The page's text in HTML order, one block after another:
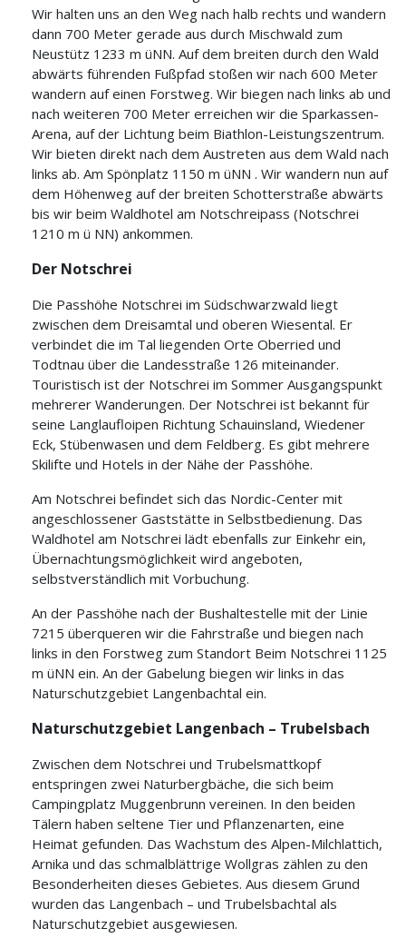
Wir halten uns an den Weg nach halb rechts und wandern
dann 700 Meter gerade aus durch Mischwald zum
Neustütz 1233 m üNN. Auf dem breiten durch den Wald
abwärts führenden Fußpfad stoßen wir nach 600 Meter
wandern auf einen Forstweg. Wir biegen nach links ab und
nach weiteren 700 Meter erreichen wir die Sparkassen-
Arena, auf der Lichtung beim Biathlon-Leistungszentrum.
Wir bieten direkt nach dem Austreten aus dem Wald nach
links ab. Am Spönplatz 1150 m üNN . Wir wandern nun auf
dem Höhenweg auf der breiten Schotterstraße abwärts
bis wir beim Waldhotel am Notschreipass (Notschrei
1210 m ü NN) ankommen.
Der Notschrei
Die Passhöhe Notschrei im Südschwarzwald liegt
zwischen dem Dreisamtal und oberen Wiesental. Er
verbindet die im Tal liegenden Orte Oberried und
Todtnau über die Landesstraße 126 miteinander.
Touristisch ist der Notschrei im Sommer Ausgangspunkt
mehrerer Wanderungen. Der Notschrei ist bekannt für
seine Langlaufloipen Richtung Schauinsland, Wiedener
Eck, Stübenwasen und dem Feldberg. Es gibt mehrere
Skilifte und Hotels in der Nähe der Passhöhe.
Am Notschrei befindet sich das Nordic-Center mit
angeschlossener Gaststätte in Selbstbedienung. Das
Waldhotel am Notschrei lädt ebenfalls zur Einkehr ein,
Übernachtungsmöglichkeit wird angeboten,
selbstverständlich mit Vorbuchung.
An der Passhöhe nach der Bushaltestelle mit der Linie
7215 überqueren wir die Fahrstraße und biegen nach
links in den Forstweg zum Standort Beim Notschrei 1125
m üNN ein. An der Gabelung biegen wir links in das
Naturschutzgebiet Langenbachtal ein.
Naturschutzgebiet Langenbach – Trubelsbach
Zwischen dem Notschrei und Trubelsmattkopf
entspringen zwei Naturbergbäche, die sich beim
Campingplatz Muggenbrunn vereinen. In den beiden
Tälern haben seltene Tier und Pflanzenarten, eine
Heimat gefunden. Das Wachstum des Alpen-Milchlattich,
Arnika und das schmalblättrige Wollgras zählen zu den
Besonderheiten dieses Gebietes. Aus diesem Grund
wurden das Langenbach – und Trubelsbachtal als
Naturschutzgebiet ausgewiesen.